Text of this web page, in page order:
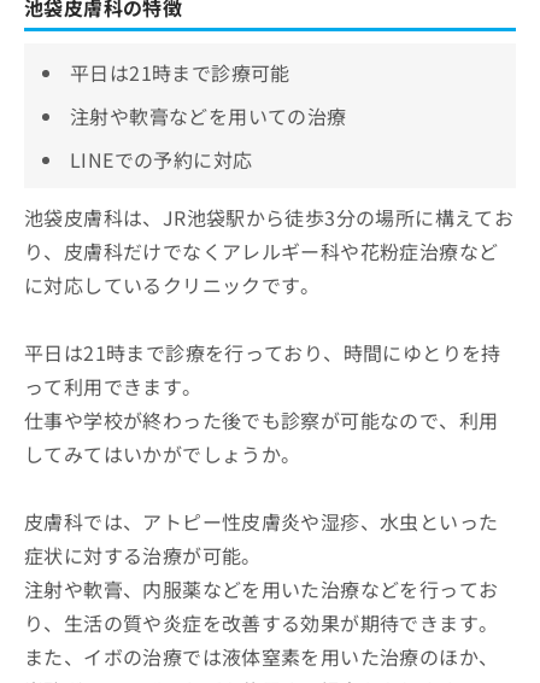
池袋皮膚科の特徴
平日は21時まで診療可能
注射や軟膏などを用いての治療
LINEでの予約に対応
池袋皮膚科は、JR池袋駅から徒歩3分の場所に構えてお
り、皮膚科だけでなくアレルギー科や花粉症治療など
に対応しているクリニックです。
平日は21時まで診療を行っており、時間にゆとりを持
って利用できます。
仕事や学校が終わった後でも診察が可能なので、利用
してみてはいかがでしょうか。
皮膚科では、アトピー性皮膚炎や湿疹、水虫といった
症状に対する治療が可能。
注射や軟膏、内服薬などを用いた治療などを行ってお
り、生活の質や炎症を改善する効果が期待できます。
また、イボの治療では液体窒素を用いた治療のほか、